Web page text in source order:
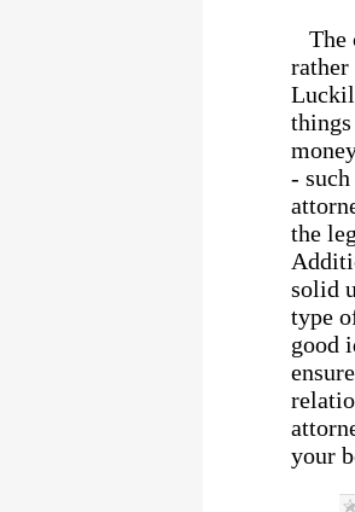
The
rather
-
the
solid
type
good
your